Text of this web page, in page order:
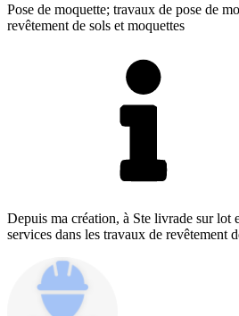
Pose de moquette; travaux de pose de
revêtement de sols et moquettes
Depuis ma création, à Ste livrade sur lot
services dans les travaux de revêtement